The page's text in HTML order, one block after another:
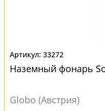
33272
Наземный фонарь
Globo (Австрия)